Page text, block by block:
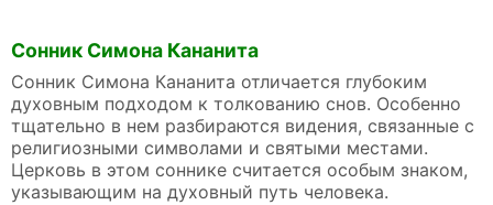
Сонник Симона Кананита
Сонник Симона Кананита отличается глубоким
духовным подходом к толкованию снов. Особенно
тщательно в нем разбираются видения, связанные с
религиозными символами и святыми местами.
Церковь в этом соннике считается особым знаком,
указывающим на духовный путь человека.